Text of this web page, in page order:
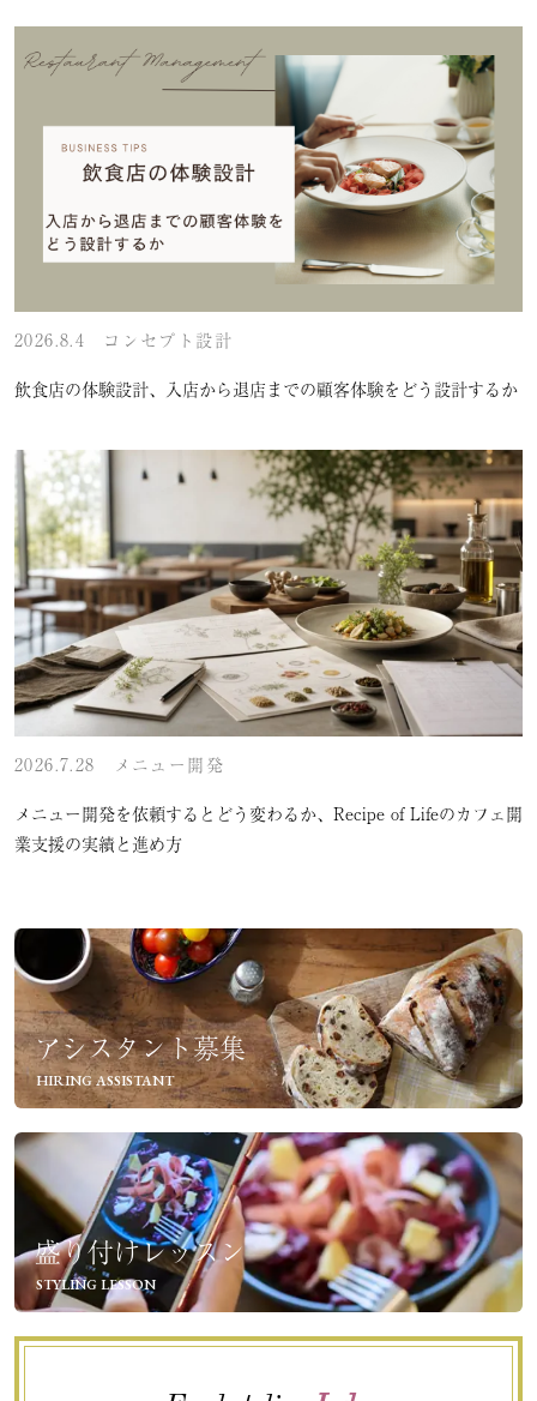
2026.8.4 コンセプト設計
飲食店の体験設計、入店から退店までの顧客体験をどう設計するか
2026.7.28 メニュー開発
メニュー開発を依頼するとどう変わるか、Recipe of Lifeのカフェ開
業支援の実績と進め方
アシスタント募集
HIRING ASSISTANT
盛り付けレッスン
STYLING LESSON